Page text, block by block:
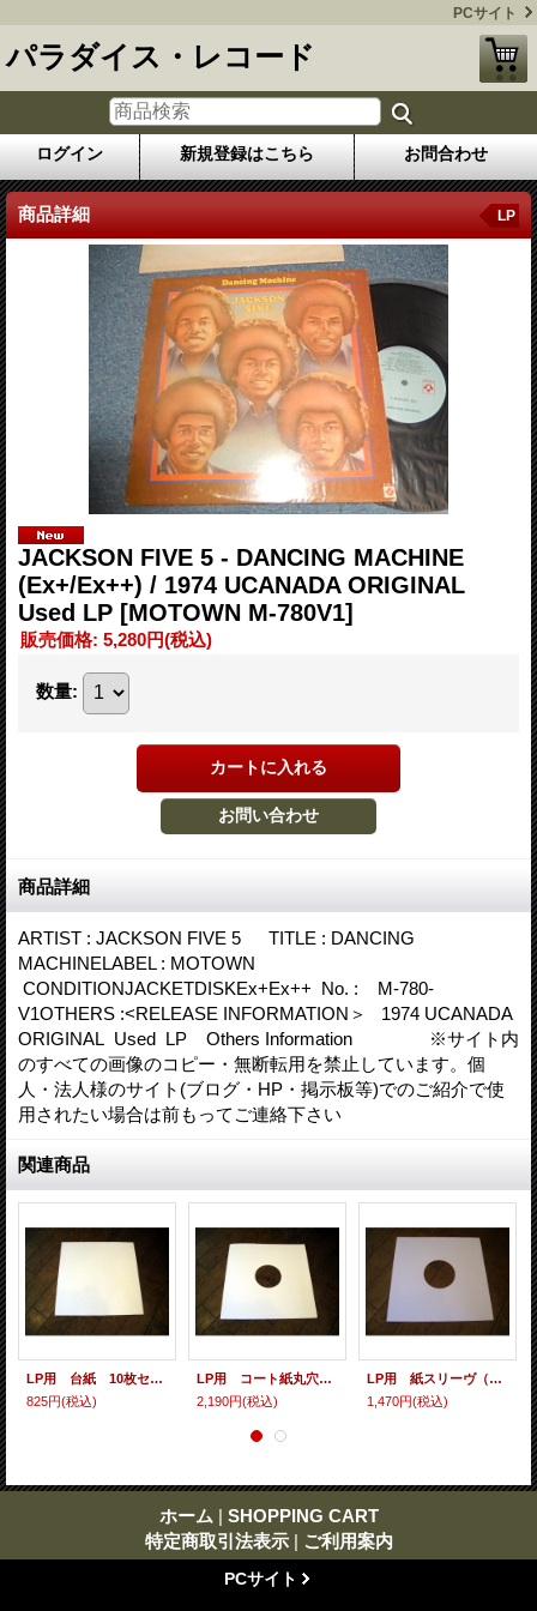
PCサイト
パラダイス・レコード
ログイン 新規登録はこちら お問合わせ
商品詳細 LP
JACKSON FIVE 5 - DANCING MACHINE
(Ex+/Ex++) / 1974 UCANADA ORIGINAL
Used LP [MOTOWN M-780V1]
販売価格: 5,280円(税込)
数量:
商品詳細
ARTIST : JACKSON FIVE 5 TITLE : DANCING
MACHINELABEL : MOTOWN
CONDITIONJACKETDISKEx+Ex++ No. : M-780-
V1OTHERS :<RELEASE INFORMATION＞ 1974 UCANADA
ORIGINAL Used LP Others Information ※サイト内
のすべての画像のコピー・無断転用を禁止しています。個
人・法人様のサイト(ブログ・HP・掲示板等)でのご紹介で使
用されたい場合は前もってご連絡下さい
関連商品
LP用 台紙 10枚セット
825円(税込)
LP用 コート紙丸穴ジャケ 10枚セット
2,190円(税込)
LP用 紙スリーヴ（レギュラー 四角の角） 10枚セット
1,470円(税込)
ホーム | SHOPPING CART
特定商取引法表示 | ご利用案内
PCサイト